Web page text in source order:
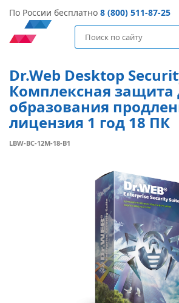
По России бесплатно 8 (800) 511-87-25
Dr.Web Desktop
Комплексная защита
образования
лицензия 1 год 18 ПК
LBW-BC-12M-18-B1